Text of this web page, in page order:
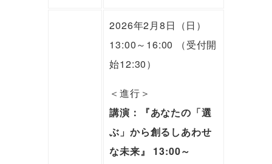
2026年2月8日（日）
13:00～16:00 （受付開
始12:30）
＜進行＞
講演：『あなたの「選
ぶ」から創るしあわせ
な未来』 13:00～